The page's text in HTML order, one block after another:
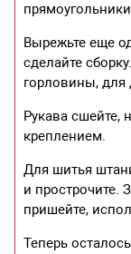
Вырежьте еще
сделайте
горловины, для
Рукава сшейте,
креплением.
Для шитья
и прострочите.
пришейте,
Теперь